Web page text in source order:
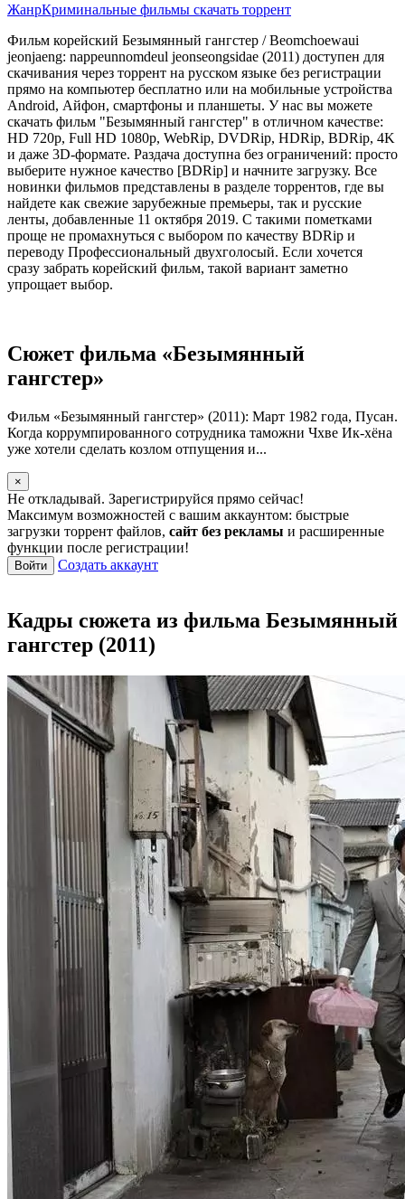
ЖанрКриминальные фильмы скачать торрент
Фильм корейский Безымянный гангстер / Beomchoewaui
jeonjaeng: nappeunnomdeul jeonseongsidae (2011) доступен для
скачивания через торрент на русском языке без регистрации
прямо на компьютер бесплатно или на мобильные устройства
Android, Айфон, смартфоны и планшеты. У нас вы можете
скачать фильм "Безымянный гангстер" в отличном качестве:
HD 720p, Full HD 1080p, WebRip, DVDRip, HDRip, BDRip, 4K
и даже 3D-формате. Раздача доступна без ограничений: просто
выберите нужное качество [BDRip] и начните загрузку. Все
новинки фильмов представлены в разделе торрентов, где вы
найдете как свежие зарубежные премьеры, так и русские
ленты, добавленные 11 октября 2019. С такими пометками
проще не промахнуться с выбором по качеству BDRip и
переводу Профессиональный двухголосый. Если хочется
сразу забрать корейский фильм, такой вариант заметно
упрощает выбор.
Сюжет фильма «Безымянный
гангстер»
Фильм «Безымянный гангстер» (2011): Март 1982 года, Пусан.
Когда коррумпированного сотрудника таможни Чхве Ик-хёна
уже хотели сделать козлом отпущения и...
×
Не откладывай. Зарегистрируйся прямо сейчас!
Максимум возможностей с вашим аккаунтом: быстрые
загрузки торрент файлов, сайт без рекламы и расширенные
функции после регистрации!
Войти Создать аккаунт
Кадры сюжета из фильма Безымянный
гангстер (2011)